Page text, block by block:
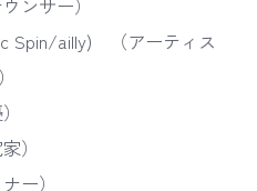
Spin/ailly) （アーティス
）
ー）